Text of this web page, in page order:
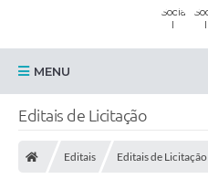
MENU
Iacanga
Diário Oficial
Editais de Licitação
Editais Editais de Licitação